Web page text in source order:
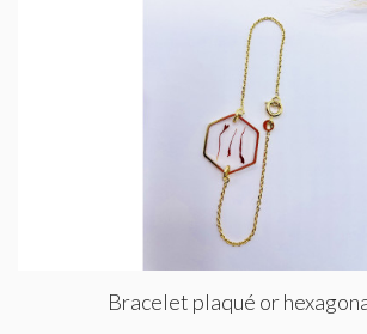
Bracelet plaqué or